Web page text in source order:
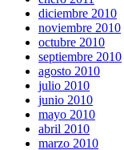
diciembre 2010
noviembre 2010
octubre 2010
septiembre 2010
agosto 2010
julio 2010
junio 2010
mayo 2010
abril 2010
marzo 2010